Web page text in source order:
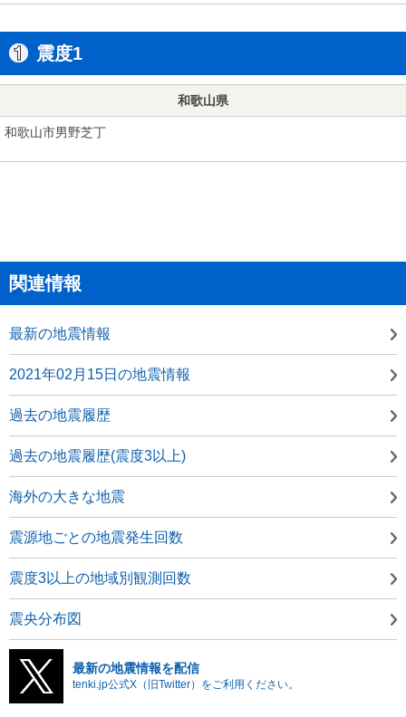
震度1
和歌山県
和歌山市男野芝丁
関連情報
最新の地震情報
2021年02月15日の地震情報
過去の地震履歴
過去の地震履歴(震度3以上)
海外の大きな地震
震源地ごとの地震発生回数
震度3以上の地域別観測回数
震央分布図
最新の地震情報を配信
tenki.jp公式X（旧Twitter）をご利用ください。